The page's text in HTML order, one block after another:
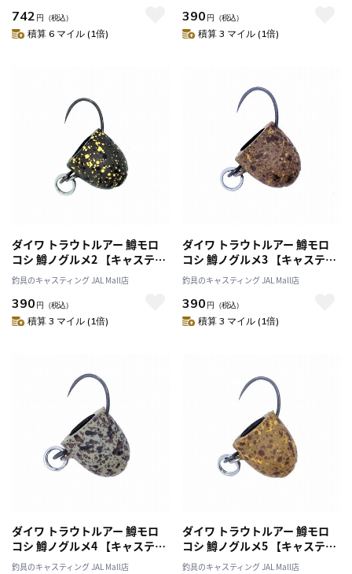
742 円 （税込）
積算 6 マイル (1倍)
390 円 （税込）
積算 3 マイル (1倍)
ダイワ トラウトルアー 鱒モロ
コシ 鱒ノグルメ2 【キャスティ
ングオリジナルカラー】
釣具のキャスティング JAL Mall店
390 円 （税込）
積算 3 マイル (1倍)
ダイワ トラウトルアー 鱒モロ
コシ 鱒ノグルメ3 【キャスティ
ングオリジナルカラー】
釣具のキャスティング JAL Mall店
390 円 （税込）
積算 3 マイル (1倍)
ダイワ トラウトルアー 鱒モロ
コシ 鱒ノグルメ4 【キャスティ
ングオリジナルカラー】
釣具のキャスティング JAL Mall店
ダイワ トラウトルアー 鱒モロ
コシ 鱒ノグルメ5 【キャスティ
ングオリジナルカラー】
釣具のキャスティング JAL Mall店